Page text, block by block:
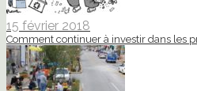
15 février 2018
Comment continuer à investir dans les